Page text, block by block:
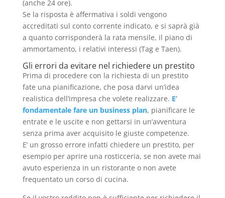
(anche 24 ore).
Se la risposta è affermativa i soldi vengono
accreditati sul conto corrente indicato, e si saprà già
a quanto corrisponderà la rata mensile, il piano di
ammortamento, i relativi interessi (Tag e Taen).
Gli errori da evitare nel richiedere un prestito
Prima di procedere con la richiesta di un prestito
fate una pianificazione, che posa darvi un’idea
realistica dell’impresa che volete realizzare. E’
fondamentale fare un business plan, pianificare le
entrate e le uscite e non gettarsi in un’avventura
senza prima aver acquisito le giuste competenze.
E’ un grosso errore infatti chiedere un prestito, per
esempio per aprire una rosticceria, se non avete mai
avuto esperienza in un ristorante o non avete
frequentato un corso di cucina.